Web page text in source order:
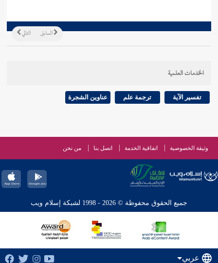
التالي السابق
الخدمات العلمية
تفسير الآية ترجمة علم عناوين الشجرة
وثيقة الخصوصية اتفاقية الخدمة اتصل بنا من نحن
جميع الحقوق محفوظة © 2026 - 1998 لشبكة إسلام ويب
عربي